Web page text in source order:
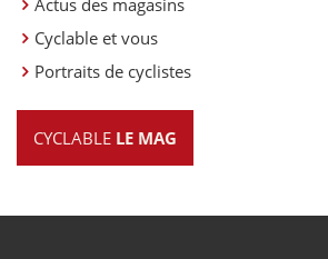
Actus des magasins
Cyclable et vous
Portraits de cyclistes
CYCLABLE LE MAG